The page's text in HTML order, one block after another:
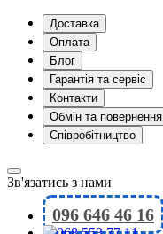
Доставка
Оплата
Блог
Гарантія та сервіс
Контакти
Обмін та повернення
Співробітництво
Зв'язатись з нами
096 646 46 16